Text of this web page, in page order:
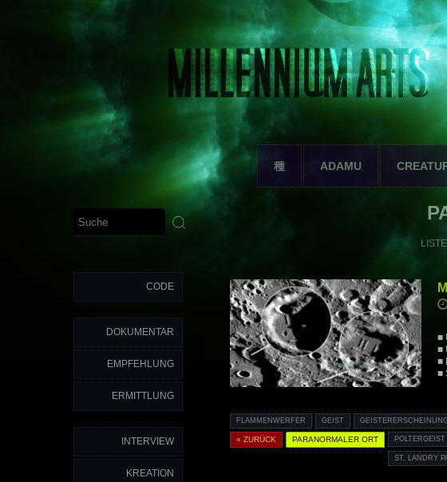
種 ADAMU
CODE
DOKUMENTAR
EMPFEHLUNG
ERMITTLUNG
INTERVIEW
KREATION
■
■
■
■
FLAMMENWERFER GEIST
« ZURÜCK PARANORMALER ORT POLTERGEIST
ST. LANDRY